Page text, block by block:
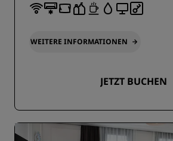
WEITERE INFORMATIONEN
JETZT BUCHEN